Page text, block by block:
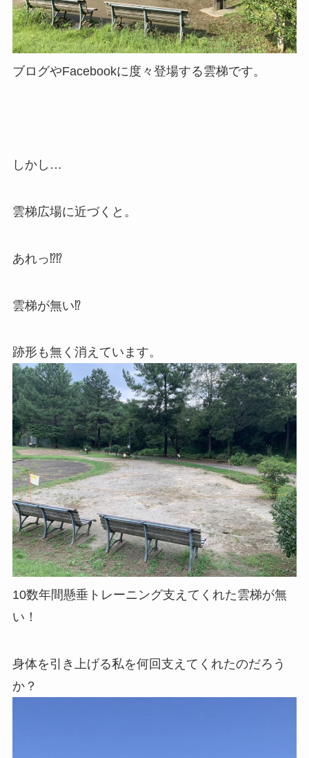
ブログやFacebookに度々登場する雲梯です。
しかし…
雲梯広場に近づくと。
あれっ⁉︎⁉︎
雲梯が無い⁉︎
跡形も無く消えています。
10数年間懸垂トレーニング支えてくれた雲梯が無
い！
身体を引き上げる私を何回支えてくれたのだろう
か？